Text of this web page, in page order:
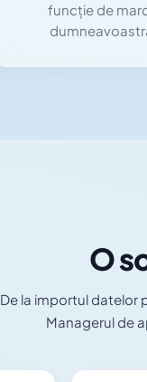
funcție de
O
De la importul datelor
Managerul de